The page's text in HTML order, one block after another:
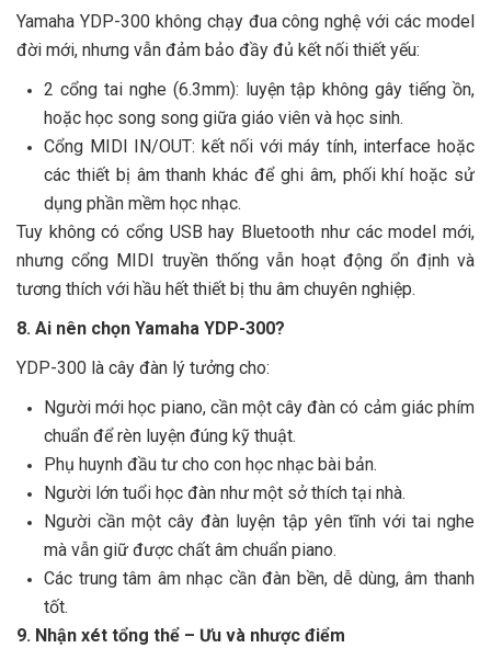
Yamaha YDP-300 không chạy đua công nghệ với các model
đời mới, nhưng vẫn đảm bảo đầy đủ kết nối thiết yếu:
2 cổng tai nghe (6.3mm): luyện tập không gây tiếng ồn,
hoặc học song song giữa giáo viên và học sinh.
Cổng MIDI IN/OUT: kết nối với máy tính, interface hoặc
các thiết bị âm thanh khác để ghi âm, phối khí hoặc sử
dụng phần mềm học nhạc.
Tuy không có cổng USB hay Bluetooth như các model mới,
nhưng cổng MIDI truyền thống vẫn hoạt động ổn định và
tương thích với hầu hết thiết bị thu âm chuyên nghiệp.
8. Ai nên chọn Yamaha YDP-300?
YDP-300 là cây đàn lý tưởng cho:
Người mới học piano, cần một cây đàn có cảm giác phím
chuẩn để rèn luyện đúng kỹ thuật.
Phụ huynh đầu tư cho con học nhạc bài bản.
Người lớn tuổi học đàn như một sở thích tại nhà.
Người cần một cây đàn luyện tập yên tĩnh với tai nghe
mà vẫn giữ được chất âm chuẩn piano.
Các trung tâm âm nhạc cần đàn bền, dễ dùng, âm thanh
tốt.
9. Nhận xét tổng thể – Ưu và nhược điểm